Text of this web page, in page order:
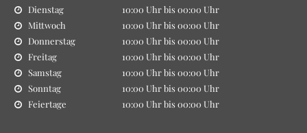
Dienstag
10:00 Uhr bis 00:00 Uhr
Mittwoch
10:00 Uhr bis 00:00 Uhr
Donnerstag
10:00 Uhr bis 00:00 Uhr
Freitag
10:00 Uhr bis 00:00 Uhr
Samstag
10:00 Uhr bis 00:00 Uhr
Sonntag
10:00 Uhr bis 00:00 Uhr
Feiertage
10:00 Uhr bis 00:00 Uhr